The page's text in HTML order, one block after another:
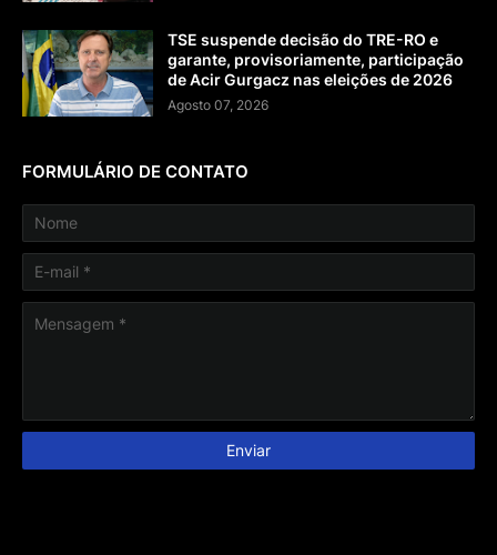
TSE suspende decisão do TRE-RO e
garante, provisoriamente, participação
de Acir Gurgacz nas eleições de 2026
Agosto 07, 2026
FORMULÁRIO DE CONTATO